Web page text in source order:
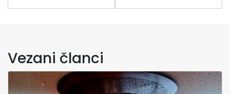
Vezani članci